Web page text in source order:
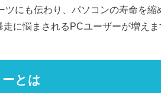
ツにも伝わり、パソコンの寿命を
に悩まされるPCユーザーが増えま
とは